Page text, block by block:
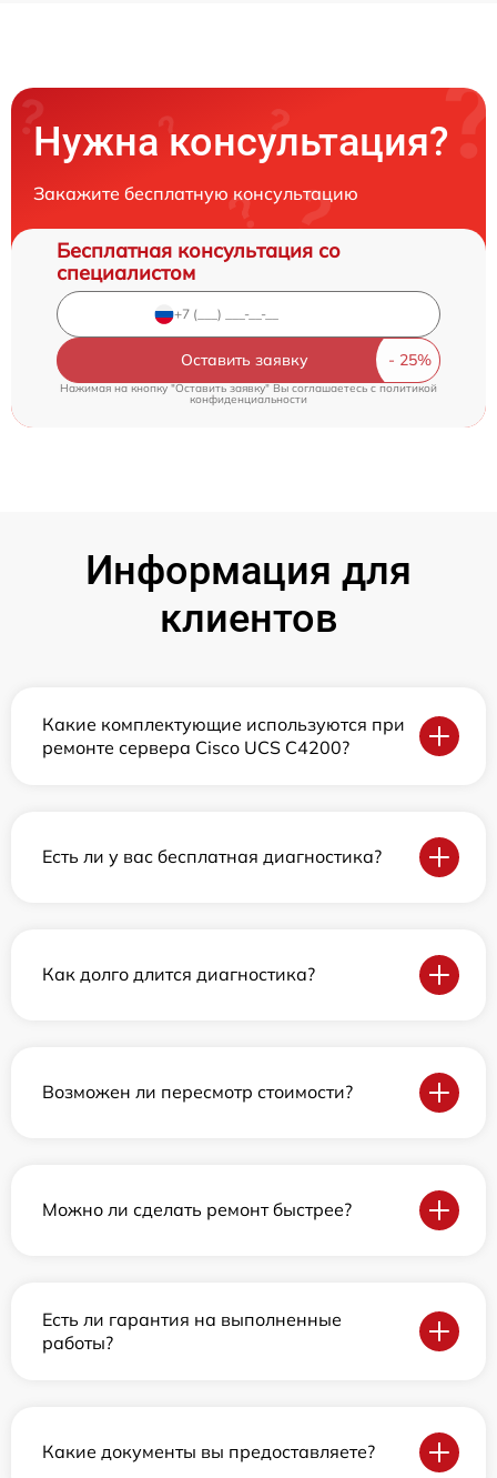
Нужна консультация?
Закажите бесплатную консультацию
Бесплатная консультация со
специалистом
Оставить заявку
Нажимая на кнопку "Оставить заявку" Вы соглашаетесь cполитикой
конфиденциальности
Информация для
клиентов
Какие комплектующие используются при
ремонте сервера Cisco UCS C4200?
Есть ли у вас бесплатная диагностика?
Как долго длится диагностика?
Возможен ли пересмотр стоимости?
Можно ли сделать ремонт быстрее?
Есть ли гарантия на выполненные
работы?
Какие документы вы предоставляете?